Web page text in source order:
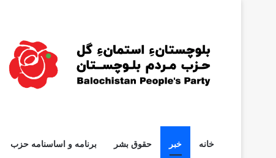
خانه خبر حقوق بشر برنامه و اساسنامه حزب